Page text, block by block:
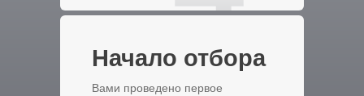
Вами проведено первое
Начало отбора